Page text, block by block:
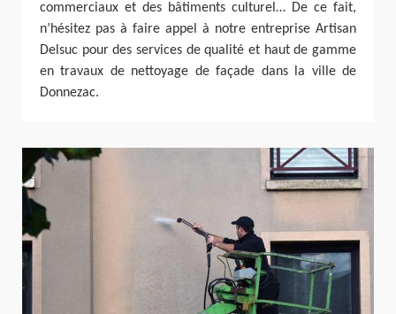
commerciaux et des bâtiments culturel… De ce fait,
n’hésitez pas à faire appel à notre entreprise Artisan
Delsuc pour des services de qualité et haut de gamme
en travaux de nettoyage de façade dans la ville de
Donnezac.